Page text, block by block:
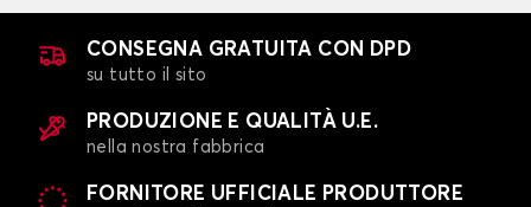
CONSEGNA GRATUITA CON DPD
su tutto il sito
PRODUZIONE E QUALITÀ U.E.
nella nostra fabbrica
FORNITORE UFFICIALE PRODUTTORE